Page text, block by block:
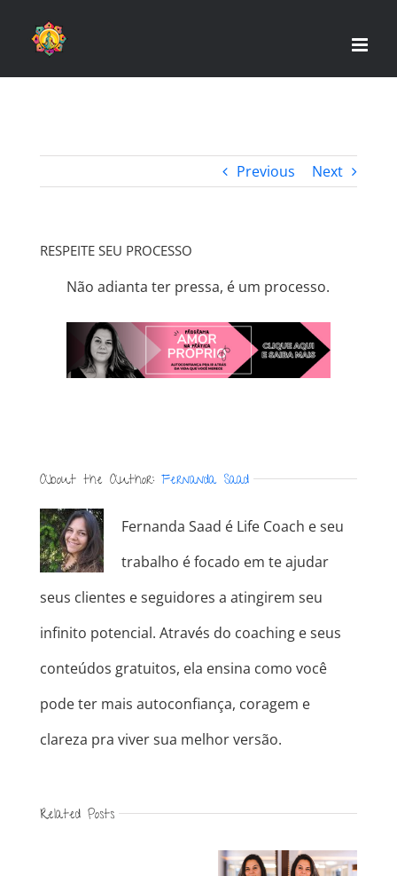
Previous Next
RESPEITE SEU PROCESSO
Não adianta ter pressa, é um processo.
About the Author: Fernanda Saad
Fernanda Saad é Life Coach e seu
trabalho é focado em te ajudar
seus clientes e seguidores a atingirem seu
infinito potencial. Através do coaching e seus
conteúdos gratuitos, ela ensina como você
pode ter mais autoconfiança, coragem e
clareza pra viver sua melhor versão.
Related Posts